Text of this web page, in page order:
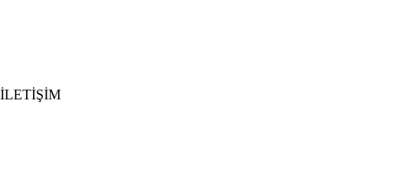
İLETİŞİM